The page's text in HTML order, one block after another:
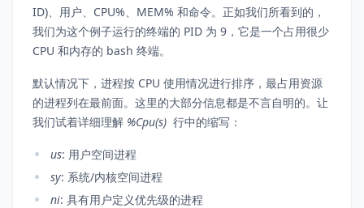
ID)、用户、CPU%、MEM% 和命令。正如我们所看到的，
我们为这个例子运行的终端的 PID 为 9，它是一个占用很少
CPU 和内存的 bash 终端。
默认情况下，进程按 CPU 使用情况进行排序，最占用资源
的进程列在最前面。这里的大部分信息都是不言自明的。让
我们试着详细理解 %Cpu(s) 行中的缩写：
us: 用户空间进程
sy: 系统/内核空间进程
ni: 具有用户定义优先级的进程